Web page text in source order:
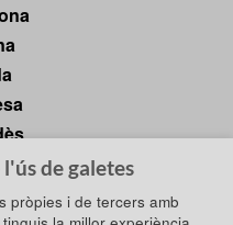
de galetes
pròpies i de tercers amb